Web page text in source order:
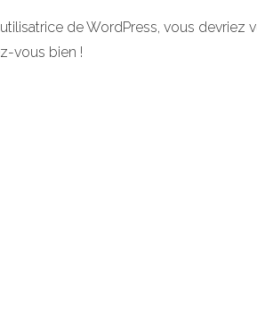
de WordPress, vous devriez
vous bien !